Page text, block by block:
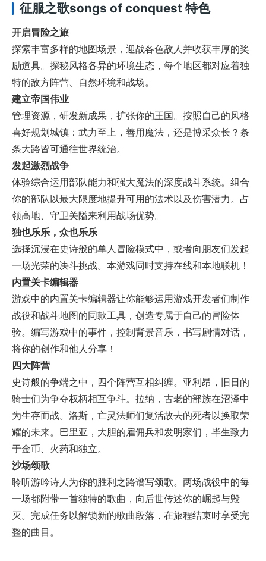
征服之歌songs of conquest 特色
开启冒险之旅
探索丰富多样的地图场景，迎战各色敌人并收获丰厚的奖
励道具。探秘风格各异的环境生态，每个地区都对应着独
特的敌方阵营、自然环境和战场。
建立帝国伟业
管理资源，研发新成果，扩张你的王国。按照自己的风格
喜好规划城镇：武力至上，善用魔法，还是博采众长？条
条大路皆可通往世界统治。
发起激烈战争
体验综合运用部队能力和强大魔法的深度战斗系统。组合
你的部队以最大限度地提升可用的法术以及伤害潜力。占
领高地、守卫关隘来利用战场优势。
独也乐乐，众也乐乐
选择沉浸在史诗般的单人冒险模式中，或者向朋友们发起
一场光荣的决斗挑战。本游戏同时支持在线和本地联机！
内置关卡编辑器
游戏中的内置关卡编辑器让你能够运用游戏开发者们制作
战役和战斗地图的同款工具，创造专属于自己的冒险体
验。编写游戏中的事件，控制背景音乐，书写剧情对话，
将你的创作和他人分享！
四大阵营
史诗般的争端之中，四个阵营互相纠缠。亚利昂，旧日的
骑士们为争夺权柄相互争斗。拉纳，古老的部族在沼泽中
为生存而战。洛斯，亡灵法师们复活故去的死者以换取荣
耀的未来。巴里亚，大胆的雇佣兵和发明家们，毕生致力
于金币、火药和独立。
沙场颂歌
聆听游吟诗人为你的胜利之路谱写颂歌。两场战役中的每
一场都附带一首独特的歌曲，向后世传述你的崛起与毁
灭。完成任务以解锁新的歌曲段落，在旅程结束时享受完
整的曲目。